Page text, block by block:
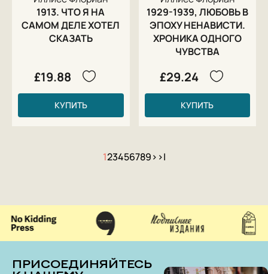
1913. ЧТО Я НА
САМОМ ДЕЛЕ ХОТЕЛ
СКАЗАТЬ
£19.88
КУПИТЬ
1929-1939, ЛЮБОВЬ В
ЭПОХУ НЕНАВИСТИ.
ХРОНИКА ОДНОГО
ЧУВСТВА
£29.24
КУПИТЬ
123456789> >|
ПРИСОЕДИНЯЙТЕСЬ